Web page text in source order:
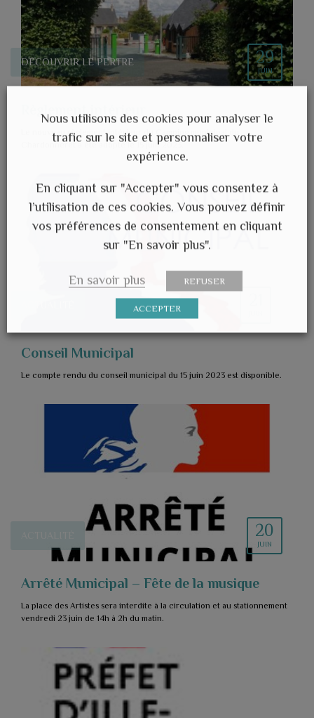
DÉCOUVRIR LE PERTRE 29
JUIN
Le nouveau règlement intérieur du Camping municipal du
Chardonneret a été adopté le 15 juin 2023.
Conseil Municipal
Le compte rendu du conseil municipal du 15 juin 2023 est disponible.
20
JUIN
Arrêté Municipal – Fête de la musique
La place des Artistes sera interdite à la circulation et au stationnement
vendredi 23 juin de 14h à 2h du matin.
Nous utilisons des cookies pour analyser le
trafic sur le site et personnaliser votre
expérience.
En cliquant sur "Accepter" vous consentez à
l’utilisation de ces cookies. Vous pouvez définir
vos préférences de consentement en cliquant
sur "En savoir plus".
En savoir plus REFUSER
ACCEPTER